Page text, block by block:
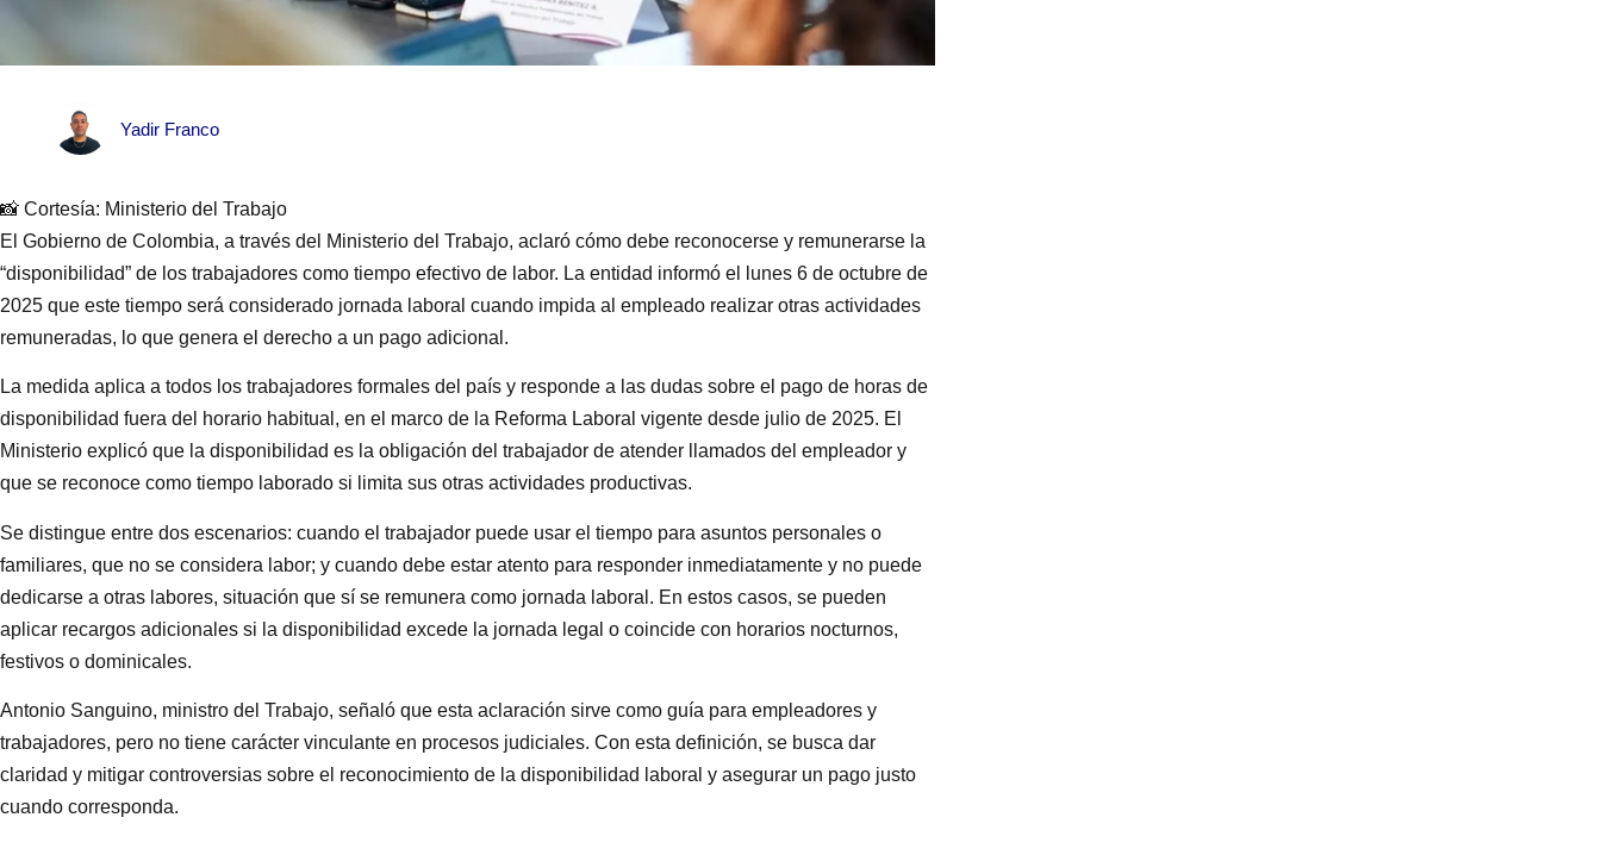
Yadir Franco
📸 Cortesía: Ministerio del Trabajo
El Gobierno de Colombia, a través del Ministerio del Trabajo, aclaró cómo debe reconocerse y remunerarse la
“disponibilidad” de los trabajadores como tiempo efectivo de labor. La entidad informó el lunes 6 de octubre de
2025 que este tiempo será considerado jornada laboral cuando impida al empleado realizar otras actividades
remuneradas, lo que genera el derecho a un pago adicional.
La medida aplica a todos los trabajadores formales del país y responde a las dudas sobre el pago de horas de
disponibilidad fuera del horario habitual, en el marco de la Reforma Laboral vigente desde julio de 2025. El
Ministerio explicó que la disponibilidad es la obligación del trabajador de atender llamados del empleador y
que se reconoce como tiempo laborado si limita sus otras actividades productivas.
Se distingue entre dos escenarios: cuando el trabajador puede usar el tiempo para asuntos personales o
familiares, que no se considera labor; y cuando debe estar atento para responder inmediatamente y no puede
dedicarse a otras labores, situación que sí se remunera como jornada laboral. En estos casos, se pueden
aplicar recargos adicionales si la disponibilidad excede la jornada legal o coincide con horarios nocturnos,
festivos o dominicales.
Antonio Sanguino, ministro del Trabajo, señaló que esta aclaración sirve como guía para empleadores y
trabajadores, pero no tiene carácter vinculante en procesos judiciales. Con esta definición, se busca dar
claridad y mitigar controversias sobre el reconocimiento de la disponibilidad laboral y asegurar un pago justo
cuando corresponda.